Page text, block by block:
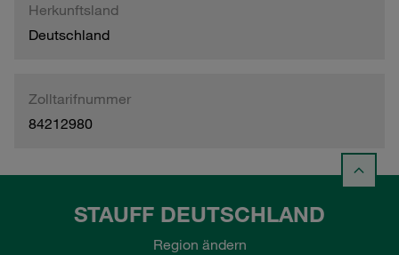
Herkunftsland
Deutschland
Zolltarifnummer
84212980
STAUFF DEUTSCHLAND
Region ändern